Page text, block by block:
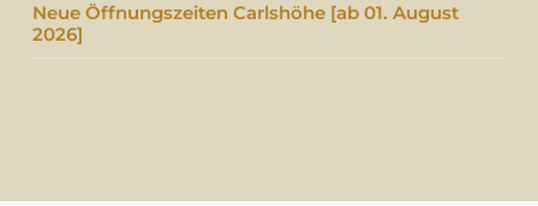
Neue Öffnungszeiten Carlshöhe [ab 01. August
2026]